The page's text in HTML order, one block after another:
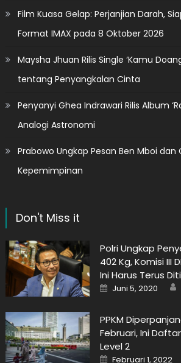
Film Kuasa Gelap: Perjanjian Darah,
Format IMAX pada 8 Oktober 2026
Maysha Jhuan Rilis Single ‘Kamu
tentang Penyangkalan Cinta
Penyanyi Ghea Indrawari Rilis Album
Analogi Astronomi
Prabowo Ungkap Pesan Ben Mboi dan
Kepemimpinan
Don't Miss it
Polri Ungkap
402 Kg, Komisi III
Ini Harus Terus
Posted
on
Juni 5, 2020
PPKM
Februari, Ini
Level 2
Posted
Februari 1, 2022